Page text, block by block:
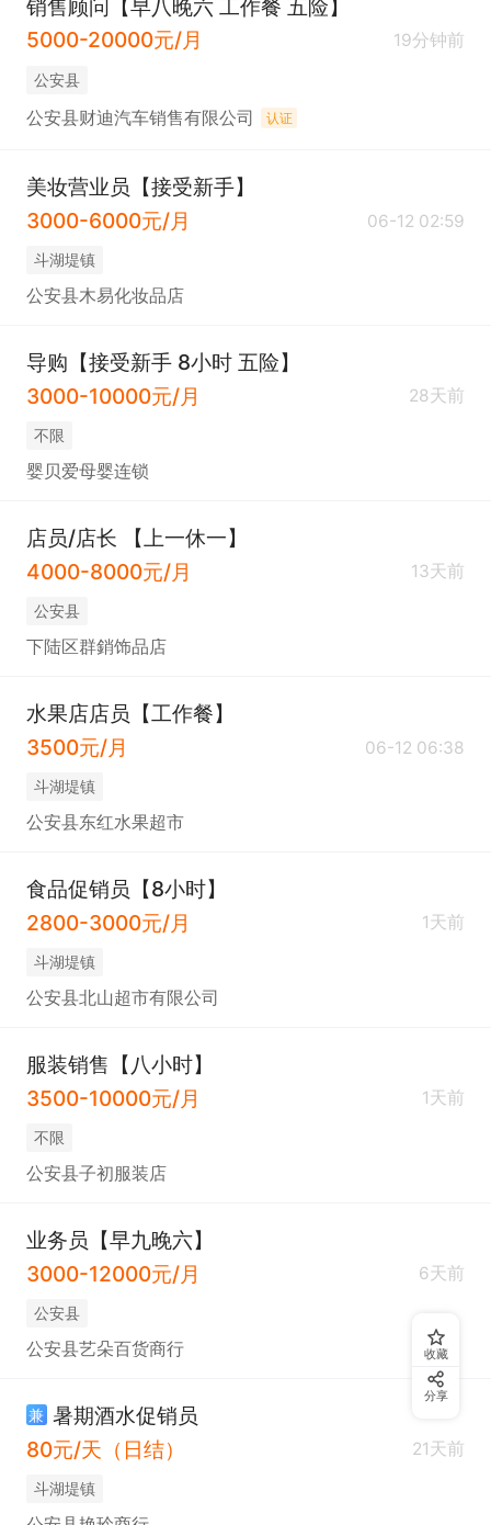
销售顾问【早八晚六 工作餐 五险】
5000-20000元/月
19分钟前
公安县
公安县财迪汽车销售有限公司 认证
美妆营业员【接受新手】
3000-6000元/月
06-12 02:59
斗湖堤镇
公安县木易化妆品店
导购【接受新手 8小时 五险】
3000-10000元/月
28天前
不限
婴贝爱母婴连锁
店员/店长 【上一休一】
4000-8000元/月
13天前
公安县
下陆区群銷饰品店
水果店店员【工作餐】
3500元/月
06-12 06:38
斗湖堤镇
公安县东红水果超市
食品促销员【8小时】
2800-3000元/月
1天前
斗湖堤镇
公安县北山超市有限公司
服装销售【八小时】
3500-10000元/月
1天前
不限
公安县子初服装店
业务员【早九晚六】
3000-12000元/月
6天前
公安县
公安县艺朵百货商行
兼 暑期酒水促销员
80元/天（日结）
21天前
斗湖堤镇
收藏
分享